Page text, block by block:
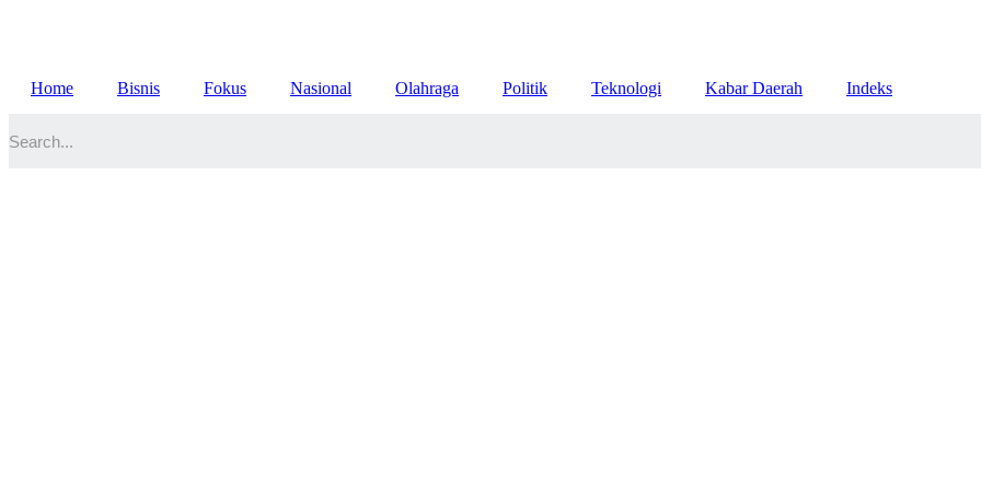
Home
Bisnis Fokus Nasional Olahraga Politik Teknologi Kabar Daerah Indeks